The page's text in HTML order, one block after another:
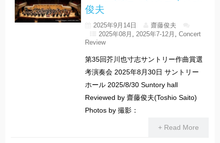
俊夫
2025年9月14日
齋藤俊夫
2025年08月
2025年7-12月
Concert
Review
第35回芥川也寸志サントリー作曲賞選
考演奏会 2025年8月30日 サントリー
ホール 2025/8/30 Suntory hall
Reviewed by 齋藤俊夫(Toshio Saito)
Photos by 撮影：
+ Read More